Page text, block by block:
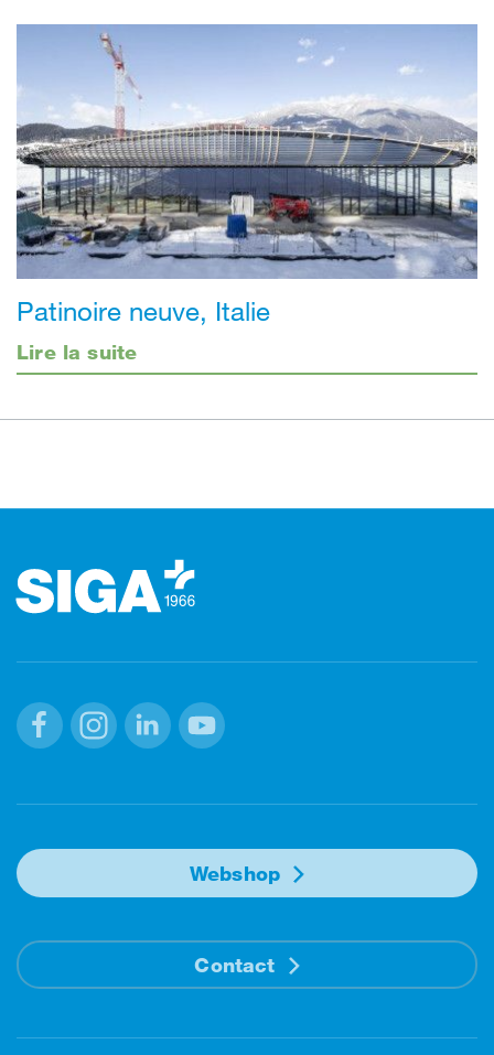
Patinoire neuve, Italie
Lire la suite
Webshop
Contact